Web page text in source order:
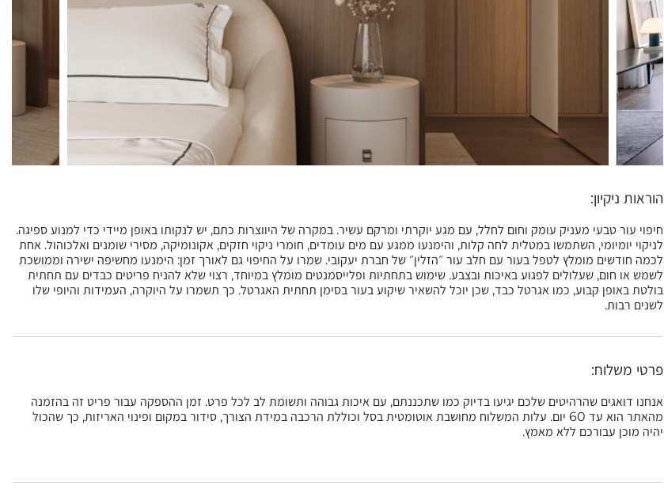
הוראות ניקיון:
חיפוי עור טבעי מעניק עומק וחום לחלל, עם מגע יוקרתי ומרקם עשיר. במקרה של היווצרות כתם, יש לנקותו באופן מיידי כדי למנוע ספיגה.
לניקוי יומיומי, השתמשו במטלית לחה קלות, והימנעו ממגע עם מים עומדים, חומרי ניקוי חזקים, אקונומיקה, מסירי שומנים ואלכוהול. אחת
לכמה חודשים מומלץ לטפל בעור עם חלב עור ״הזלין״ של חברת יעקובי. שמרו על החיפוי גם לאורך זמן: הימנעו מחשיפה ישירה וממושכת
לשמש או חום, שעלולים לפגוע באיכות ובצבע. שימוש בתחתיות ופלייסמנטים מומלץ במיוחד, רצוי שלא להניח פריטים כבדים עם תחתית
בולטת באופן קבוע, כמו אגרטל כבד, שכן יוכל להשאיר שיקוע בעור בסימן תחתית האגרטל. כך תשמרו על היוקרה, העמידות והיופי שלו
לשנים רבות.
פרטי משלוח:
אנחנו דואגים שהרהיטים שלכם יגיעו בדיוק כמו שתכננתם, עם איכות גבוהה ותשומת לב לכל פרט. זמן ההספקה עבור פריט זה בהזמנה
מהאתר הוא עד 60 יום. עלות המשלוח מחושבת אוטומטית בסל וכוללת הרכבה במידת הצורך, סידור במקום ופינוי האריזות, כך שהכול
יהיה מוכן עבורכם ללא מאמץ.